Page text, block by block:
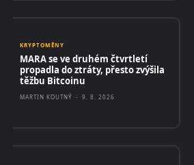
KRYPTOMĚNY
MARA se ve druhém čtvrtletí
propadla do ztráty, přesto zvýšila
těžbu Bitcoinu
MARTIN KOUTNÝ - 9. 8. 2026